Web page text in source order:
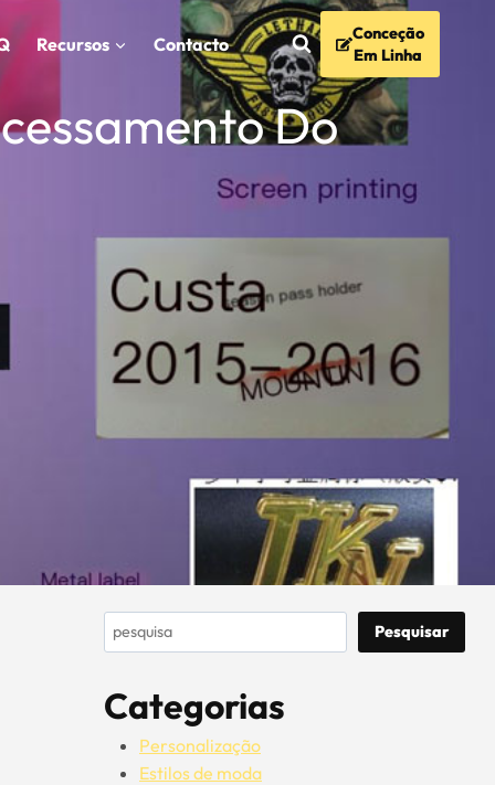
Recursos Contacto
Conceção
Em Linha
Do
Pesquisar Pesquisar
Categorias
Personalização
Estilos de moda